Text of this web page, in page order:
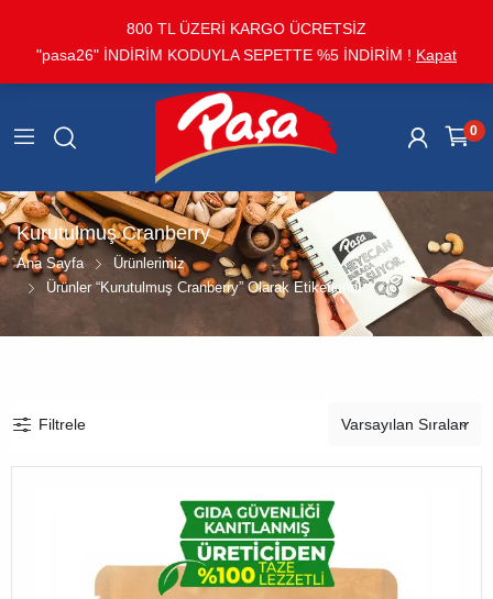
800 TL ÜZERİ KARGO ÜCRETSİZ
"pasa26" İNDİRİM KODUYLA SEPETTE %5 İNDİRİM ! Kapat
0
Kurutulmuş Cranberry
Ana Sayfa
Ürünlerimiz
Ürünler “Kurutulmuş Cranberry” Olarak Etiketlendi
Filtrele